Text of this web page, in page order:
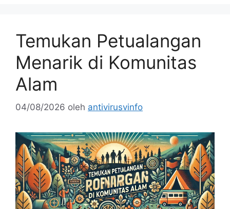
Temukan Petualangan
Menarik di Komunitas
Alam
04/08/2026 oleh antivirusvinfo